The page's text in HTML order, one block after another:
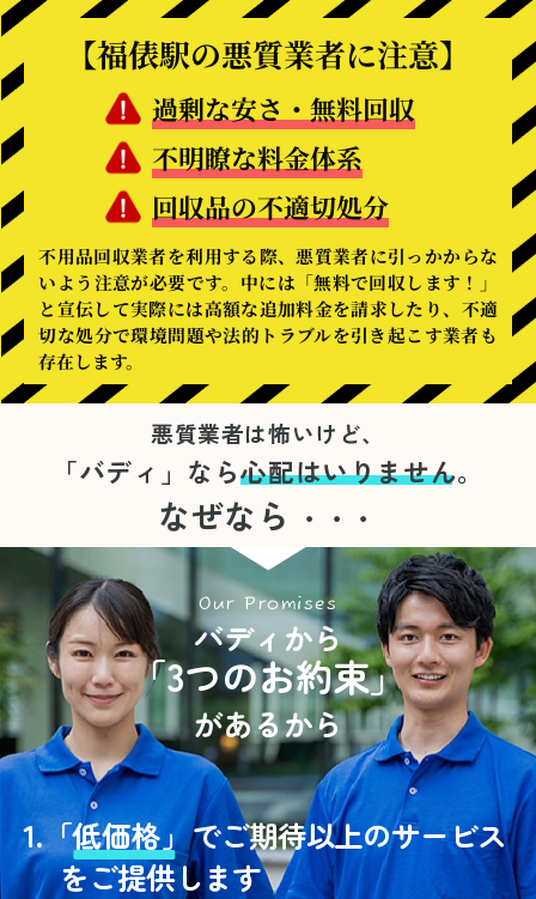
【福俵駅の悪質業者に注意】
過剰な安さ・無料回収
不明瞭な料金体系
回収品の不適切処分
不用品回収業者を利用する際、悪質業者に引っかからな
いよう注意が必要です。中には「無料で回収します！」
と宣伝して実際には高額な追加料金を請求したり、不適
切な処分で環境問題や法的トラブルを引き起こす業者も
存在します。
悪質業者は怖いけど、
「バディ」なら心配はいりません。
なぜなら ・・・
Our Promises
バディから
「3つのお約束」
があるから
1.「低価格」でご期待以上のサービス
をご提供します